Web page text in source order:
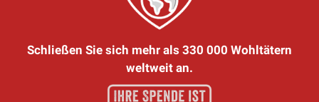
Schließen Sie sich mehr als 330 000 Wohltätern
weltweit an.